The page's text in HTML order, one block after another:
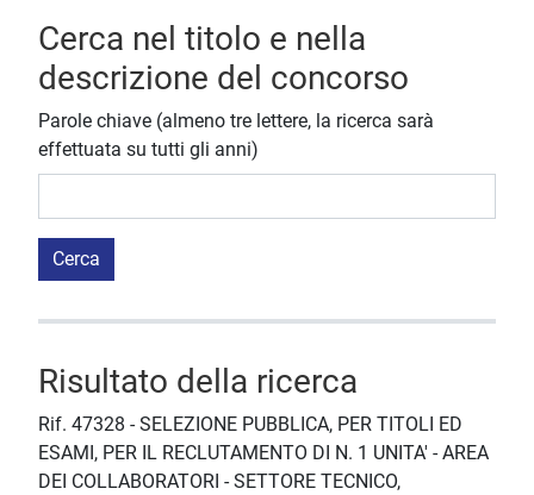
Cerca nel titolo e nella
descrizione del concorso
Parole chiave (almeno tre lettere, la ricerca sarà
effettuata su tutti gli anni)
Cerca
Risultato della ricerca
Rif. 47328 - SELEZIONE PUBBLICA, PER TITOLI ED
ESAMI, PER IL RECLUTAMENTO DI N. 1 UNITA' - AREA
DEI COLLABORATORI - SETTORE TECNICO,